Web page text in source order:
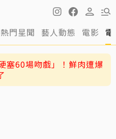
熱門星聞 藝人動態 電影
塞60場吻戲」！鮮肉遭爆